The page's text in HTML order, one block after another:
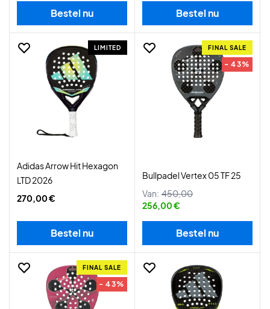
Bestel nu Bestel nu
LIMITED
Adidas Arrow Hit Hexagon
LTD 2026
270,00 €
Bestel nu
FINAL SALE
- 43%
Bullpadel Vertex 05 TF 25
Van: 450,00
256,00 €
Bestel nu
FINAL SALE
- 43%